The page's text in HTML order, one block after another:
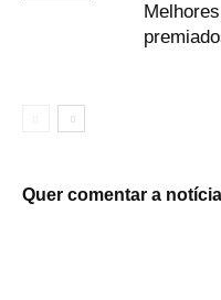
Quer comentar a